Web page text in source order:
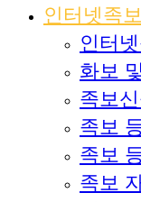
인터넷족보
인터
화보
족보
족보
족보
족보